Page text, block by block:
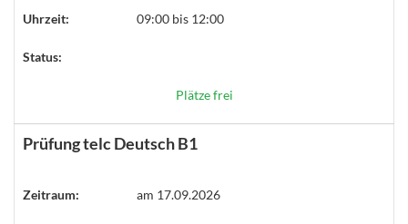
Uhrzeit: 09:00 bis 12:00
Status:
Plätze frei
Prüfung telc Deutsch B1
Zeitraum: am 17.09.2026